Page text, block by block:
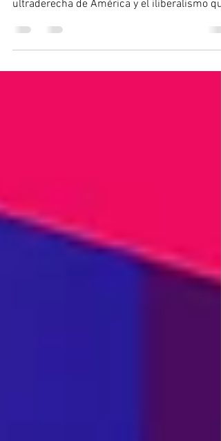
La derecha radical española intenta
transformarse en el puente entre la